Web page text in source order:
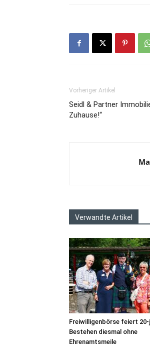
Vorheriger Artikel
Seidl & Partner
Zuhause!“
Verwandte Artikel
Freiwilligenbörse feiert
Bestehen diesmal ohne
Ehrenamtsmeile